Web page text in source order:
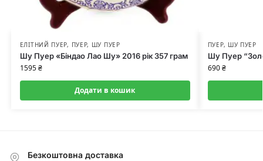
ЕЛІТНИЙ ПУЕР, ПУЕР, ШУ ПУЕР
Шу Пуер «Біндао Лао Шу» 2016 рік 357 грам
1595₴
Додати в кошик
ПУЕР, ШУ ПУЕР
Шу Пуер
690₴
Безкоштовна доставка